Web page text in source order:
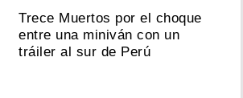
Trece Muertos por el choque
entre una miniván con un
tráiler al sur de Perú